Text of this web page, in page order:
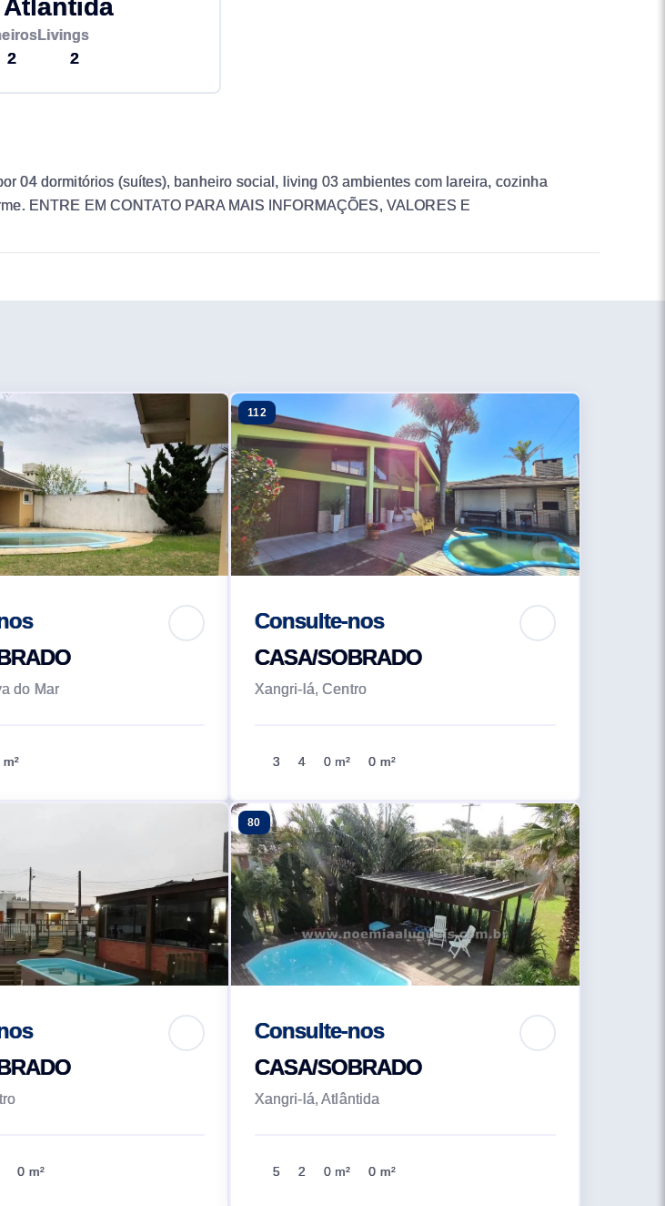
Atlântida
2
Livings
2
04 dormitórios (suítes), banheiro social, living 03 ambientes com lareira, cozinha
ENTRE EM CONTATO PARA MAIS INFORMAÇÕES, VALORES E
do Mar
112
Consulte-nos
CASA/SOBRADO
Xangri-lá, Centro
3 4 0 m² 0 m²
0 m²
80
Consulte-nos
CASA/SOBRADO
Xangri-lá, Atlântida
5 2 0 m² 0 m²